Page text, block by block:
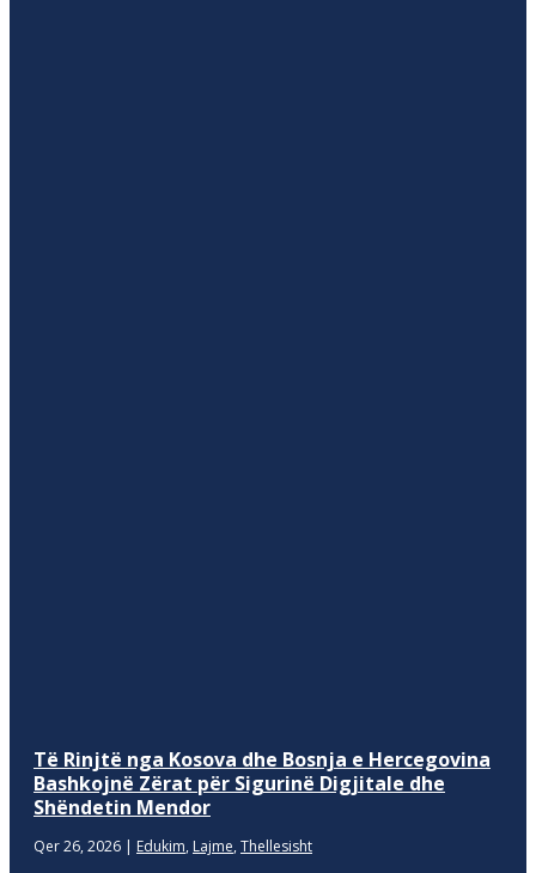
Të Rinjtë nga Kosova dhe Bosnja e Hercegovina
Bashkojnë Zërat për Sigurinë Digjitale dhe
Shëndetin Mendor
Qer 26, 2026 | Edukim, Lajme, Thellesisht